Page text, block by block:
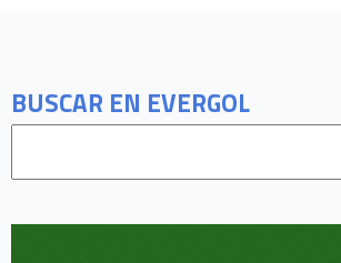
BUSCAR EN EVERGOL